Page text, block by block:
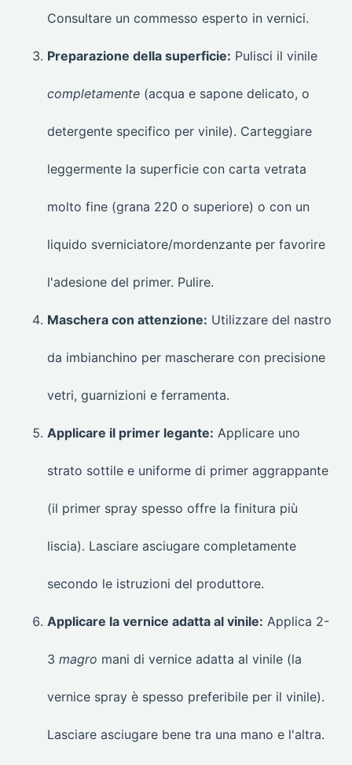
Consultare un commesso esperto in vernici.
Preparazione della superficie: Pulisci il vinile
completamente (acqua e sapone delicato, o
detergente specifico per vinile). Carteggiare
leggermente la superficie con carta vetrata
molto fine (grana 220 o superiore) o con un
liquido sverniciatore/mordenzante per favorire
l'adesione del primer. Pulire.
Maschera con attenzione: Utilizzare del nastro
da imbianchino per mascherare con precisione
vetri, guarnizioni e ferramenta.
Applicare il primer legante: Applicare uno
strato sottile e uniforme di primer aggrappante
(il primer spray spesso offre la finitura più
liscia). Lasciare asciugare completamente
secondo le istruzioni del produttore.
Applicare la vernice adatta al vinile: Applica 2-
3 magro mani di vernice adatta al vinile (la
vernice spray è spesso preferibile per il vinile).
Lasciare asciugare bene tra una mano e l'altra.